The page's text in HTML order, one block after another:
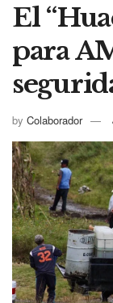
El
para
by Colaborador